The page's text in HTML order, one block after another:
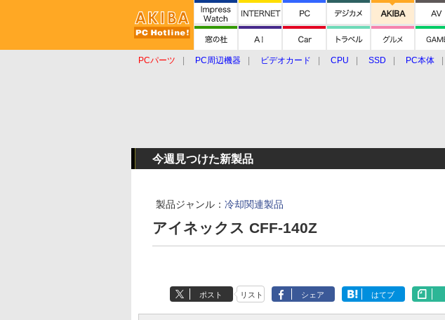
PCパーツ PC周辺機器 ビデオカード CPU SSD PC本体
今週見つけた新製品
製品ジャンル： 冷却関連製品
アイネックス CFF-140Z
ポスト リスト シェア はてブ